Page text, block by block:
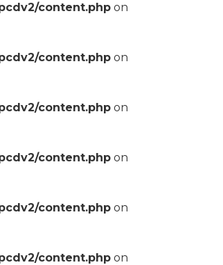
content.php on
content.php on
content.php on
content.php on
content.php on
content.php on